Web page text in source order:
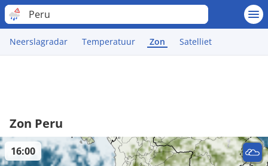
Peru
Neerslagradar Temperatuur Zon Satelliet
Zon Peru
16:00